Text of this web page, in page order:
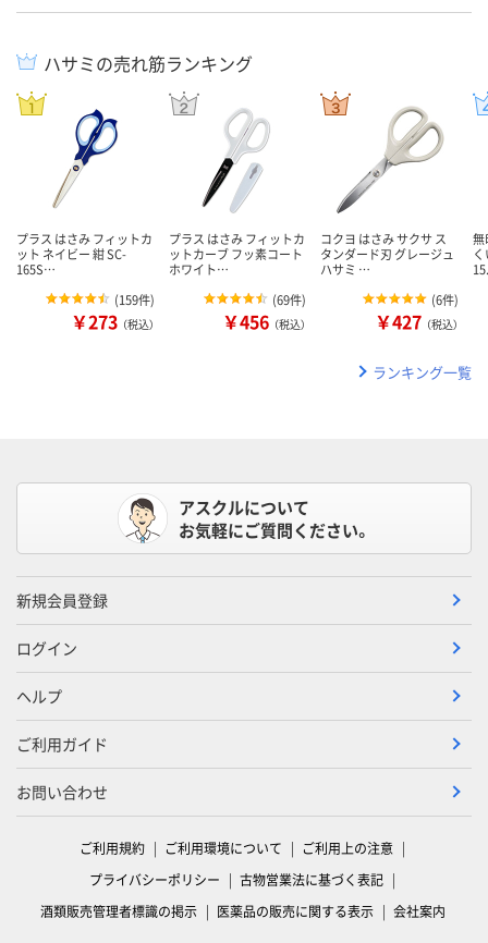
ハサミの売れ筋ランキング
プラス はさみ フィットカ
ット ネイビー 紺 SC-
165S…
(159件)
￥273 （税込）
プラス はさみ フィットカ
ットカーブ フッ素コート
ホワイト…
(69件)
￥456 （税込）
コクヨ はさみ サクサ ス
タンダード刃 グレージュ
ハサミ …
(6件)
￥427 （税込）
無
ランキング一覧
アスクルについて
お気軽にご質問ください。
新規会員登録
ログイン
ヘルプ
ご利用ガイド
お問い合わせ
ご利用規約 ご利用環境について
ご利用上の注意
プライバシーポリシー
古物営業法に基づく表記
酒類販売管理者標識の掲示
医薬品の販売に関する表示 会社案内